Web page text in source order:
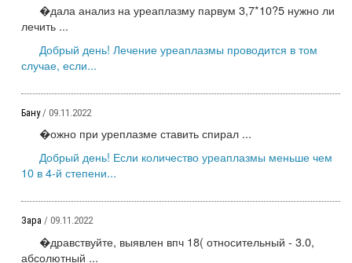
�дала анализ на уреаплазму парвум 3,7*10?5 нужно ли
лечить ...
Добрый день! Лечение уреаплазмы проводится в том
случае, если...
Бану / 09.11.2022
�ожно при уреплазме ставить спирал ...
Добрый день! Если количество уреаплазмы меньше чем
10 в 4-й степени...
Зара / 09.11.2022
�дравствуйте, выявлен впч 18( относительный - 3.0,
абсолютный ...